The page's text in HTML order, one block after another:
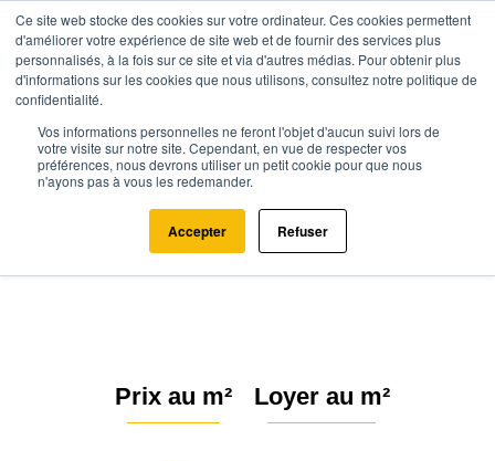
Ce site web stocke des cookies sur votre ordinateur. Ces cookies permettent
d'améliorer votre expérience de site web et de fournir des services plus
personnalisés, à la fois sur ce site et via d'autres médias. Pour obtenir plus
d'informations sur les cookies que nous utilisons, consultez notre politique de
confidentialité.
Vos informations personnelles ne feront l'objet d'aucun suivi lors de
votre visite sur notre site. Cependant, en vue de respecter vos
préférences, nous devrons utiliser un petit cookie pour que nous
n'ayons pas à vous les redemander.
Accepter Refuser
Agence.immo Prix immobilier Île-de-France Paris
Paris 14ème arrondissement (75014)
Estimation immobilière à Paris 14
: Prix m² 2026
Prix au m² Loyer au m²